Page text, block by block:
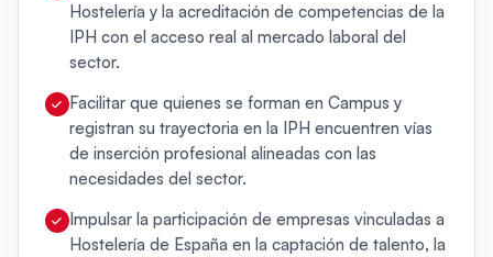
Hostelería y la acreditación de competencias de la
IPH con el acceso real al mercado laboral del
sector.
Facilitar que quienes se forman en Campus y
registran su trayectoria en la IPH encuentren vías
de inserción profesional alineadas con las
necesidades del sector.
Impulsar la participación de empresas vinculadas a
Hostelería de España en la captación de talento, la